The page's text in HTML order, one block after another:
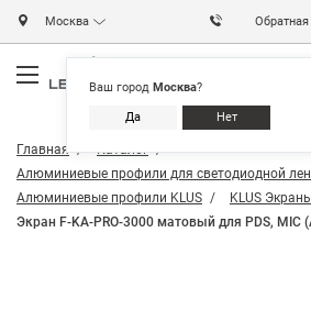
Москва
Ваш город Москва?
Да Нет
Обратная
Главная
Каталог
Алюминиевые профили для светодиодной
Алюминиевые профили KLUS
KLUS
Экран F-KA-PRO-3000 матовый для PDS, MIC